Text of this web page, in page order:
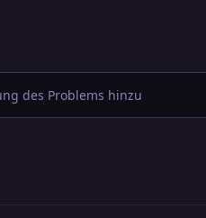
des Problems hinzu